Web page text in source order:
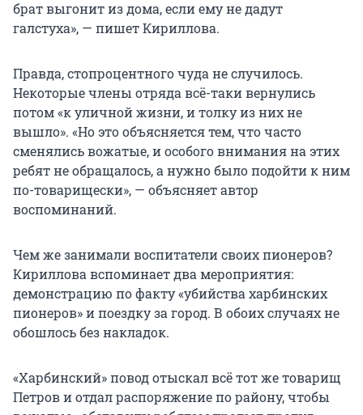
брат выгонит из дома, если ему не дадут
галстуха», — пишет Кириллова.
Правда, стопроцентного чуда не случилось.
Некоторые члены отряда всё-таки вернулись
потом «к уличной жизни, и толку из них не
вышло». «Но это объясняется тем, что часто
сменялись вожатые, и особого внимания на этих
ребят не обращалось, а нужно было подойти к ним
по-товарищески», — объясняет автор
воспоминаний.
Чем же занимали воспитатели своих пионеров?
Кириллова вспоминает два мероприятия:
демонстрацию по факту «убийства харбинских
пионеров» и поездку за город. В обоих случаях не
обошлось без накладок.
«Харбинский» повод отыскал всё тот же товарищ
Петров и отдал распоряжение по району, чтобы